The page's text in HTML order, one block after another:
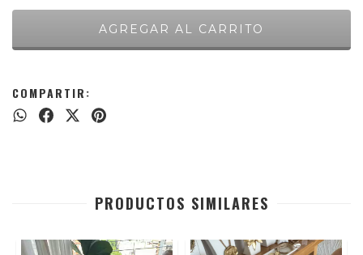
COMPARTIR:
PRODUCTOS SIMILARES